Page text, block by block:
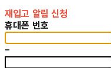
재입고 알림 신청
휴대폰 번호
-